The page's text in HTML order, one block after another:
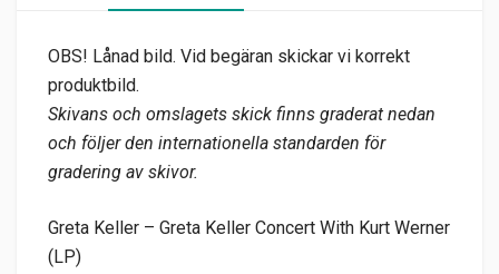
OBS! Lånad bild. Vid begäran skickar vi korrekt
produktbild.
Skivans och omslagets skick finns graderat nedan
och följer den internationella standarden för
gradering av skivor.
Greta Keller – Greta Keller Concert With Kurt Werner
(LP)